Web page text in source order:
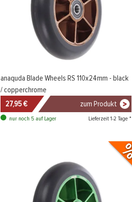
anaquda Blade Wheels RS 110x24mm - black
/ copperchrome
27,95 €
zum Produkt
nur noch 5 auf Lager Lieferzeit 1-2 Tage *